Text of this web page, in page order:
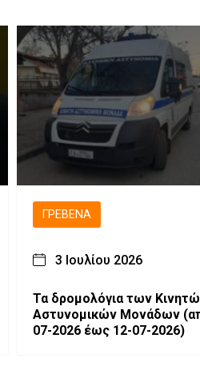
ΓΡΕΒΕΝΆ
3 Ιουλίου 2026
Τα δρομολόγια των
Αστυνομικών Μονάδων (από 06-
07-2026 έως 12-07-2026)